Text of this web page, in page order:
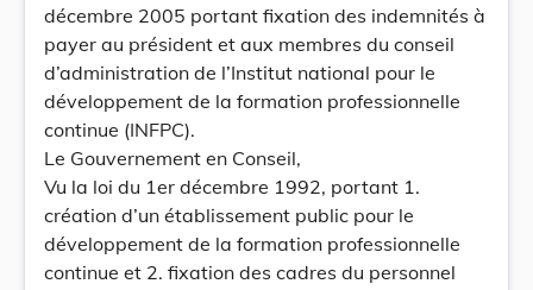
décembre 2005 portant fixation des indemnités à
payer au président et aux membres du conseil
d’administration de l’Institut national pour le
développement de la formation professionnelle
continue (INFPC).
Le Gouvernement en Conseil,
Vu la loi du 1er décembre 1992, portant 1.
création d’un établissement public pour le
développement de la formation professionnelle
continue et 2. fixation des cadres du personnel